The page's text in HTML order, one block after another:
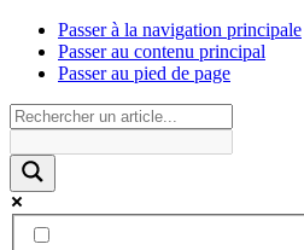
Passer à la navigation principale
Passer au contenu principal
Passer au pied de page